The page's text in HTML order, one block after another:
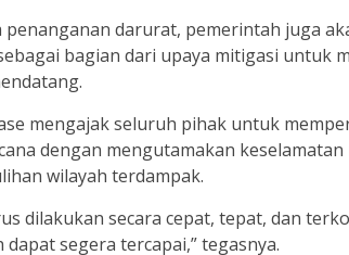
penanganan darurat, pemerintah juga
bagian dari upaya mitigasi untuk
mengajak seluruh pihak untuk
dengan mengutamakan keselamatan
wilayah terdampak.
dilakukan secara cepat, tepat, dan
segera tercapai,” tegasnya.